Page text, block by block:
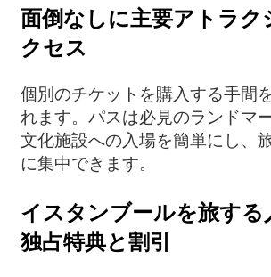
面倒なしに主要アトラク
クセス
個別のチケットを購入する手間
れます。パスは必見のランドマ
文化施設への入場を簡単にし、
に集中できます。
イスタンブールを旅す
独占特典と割引